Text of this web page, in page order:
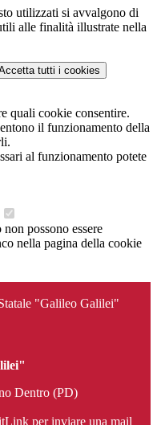
utilizzati si avvalgono di
alle finalità illustrate nella
tutti i cookies
quali cookie consentire.
il funzionamento della
al funzionamento potete
possono essere
nella pagina della cookie
"Galileo Galilei"
Dentro (PD)
Link per inviare una mail